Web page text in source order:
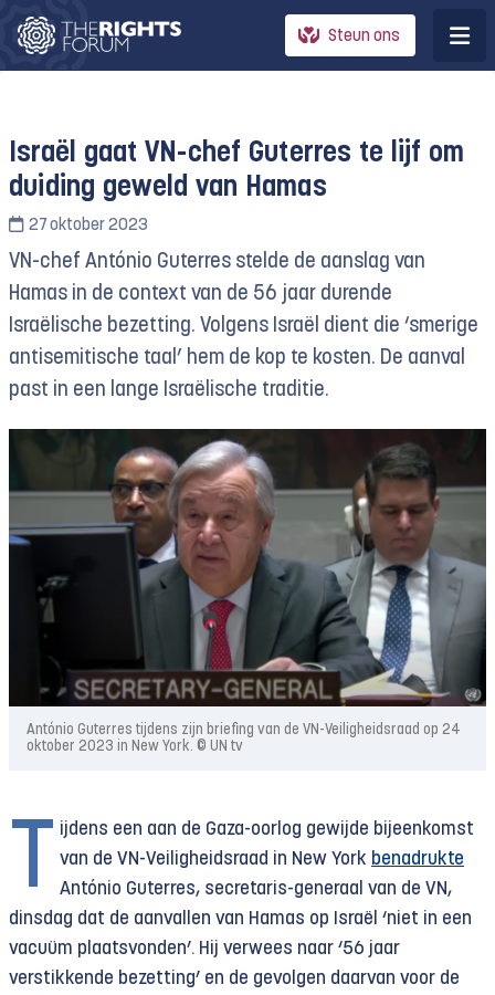
Steun ons
Israël gaat VN-chef Guterres te lijf om
duiding geweld van Hamas
27 oktober 2023
VN-chef António Guterres stelde de aanslag van
Hamas in de context van de 56 jaar durende
Israëlische bezetting. Volgens Israël dient die ‘smerige
antisemitische taal’ hem de kop te kosten. De aanval
past in een lange Israëlische traditie.
António Guterres tijdens zijn briefing van de VN-Veiligheidsraad op 24
oktober 2023 in New York. © UN tv
T
ijdens een aan de Gaza-oorlog gewijde bijeenkomst
van de VN-Veiligheidsraad in New York benadrukte
António Guterres, secretaris-generaal van de VN,
dinsdag dat de aanvallen van Hamas op Israël ‘niet in een
vacuüm plaatsvonden’. Hij verwees naar ‘56 jaar
verstikkende bezetting’ en de gevolgen daarvan voor de